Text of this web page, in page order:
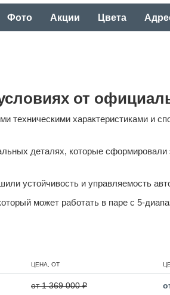
Фото Акции Цвета
от
техническими характеристиками и
деталях, которые
устойчивость и управляемость
может работать в паре с 5-
ЦЕНА, ОТ
от 1 369 000 ₽